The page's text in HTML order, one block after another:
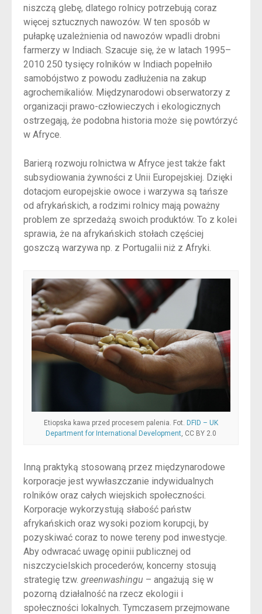
niszczą glebę, dlatego rolnicy potrzebują coraz
więcej sztucznych nawozów. W ten sposób w
pułapkę uzależnienia od nawozów wpadli drobni
farmerzy w Indiach. Szacuje się, że w latach 1995–
2010 250 tysięcy rolników w Indiach popełniło
samobójstwo z powodu zadłużenia na zakup
agrochemikaliów. Międzynarodowi obserwatorzy z
organizacji prawo-człowieczych i ekologicznych
ostrzegają, że podobna historia może się powtórzyć
w Afryce.
Barierą rozwoju rolnictwa w Afryce jest także fakt
subsydiowania żywności z Unii Europejskiej. Dzięki
dotacjom europejskie owoce i warzywa są tańsze
od afrykańskich, a rodzimi rolnicy mają poważny
problem ze sprzedażą swoich produktów. To z kolei
sprawia, że na afrykańskich stołach częściej
goszczą warzywa np. z Portugalii niż z Afryki.
Etiopska kawa przed procesem palenia. Fot. DFID – UK
Department for International Development, CC BY 2.0
Inną praktyką stosowaną przez międzynarodowe
korporacje jest wywłaszczanie indywidualnych
rolników oraz całych wiejskich społeczności.
Korporacje wykorzystują słabość państw
afrykańskich oraz wysoki poziom korupcji, by
pozyskiwać coraz to nowe tereny pod inwestycje.
Aby odwracać uwagę opinii publicznej od
niszczycielskich procederów, koncerny stosują
strategię tzw. greenwashingu – angażują się w
pozorną działalność na rzecz ekologii i
społeczności lokalnych. Tymczasem przejmowane